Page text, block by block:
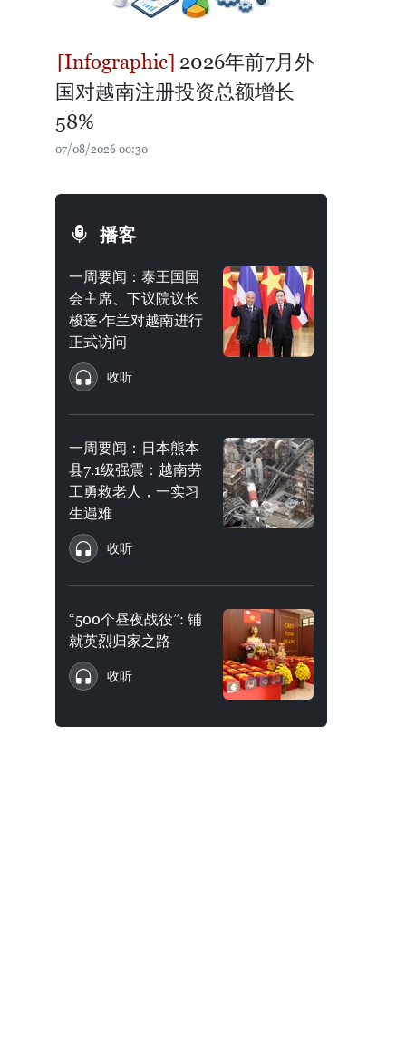
2026年前7月外
国对越南注册投资总额增长
58%
07/08/2026 00:30
播客
一周要闻：泰王国国
会主席、下议院议长
梭蓬·乍兰对越南进行
正式访问
收听
一周要闻：日本熊本
县7.1级强震：越南劳
工勇救老人，一实习
生遇难
收听
“500个昼夜战役”: 铺
就英烈归家之路
收听